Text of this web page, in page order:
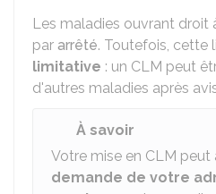
Les maladies ouvrant droit
par arrêté. Toutefois, cette
limitative : un CLM peut
d'autres maladies après
À savoir
Votre mise en CLM peut
demande de votre